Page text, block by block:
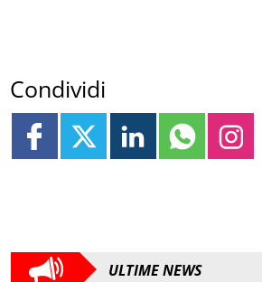
Condividi
ULTIME NEWS